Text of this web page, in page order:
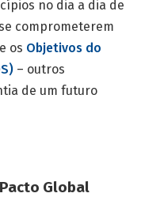
no dia a dia de
comprometerem
e os Objetivos do
– outros
de um futuro
Global